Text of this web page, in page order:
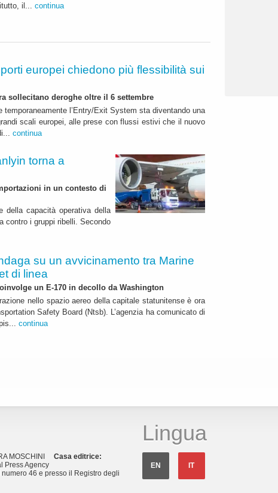
il... continua
europei chiedono più flessibilità sui
sollecitano deroghe oltre il 6 settembre
temporaneamente l’Entry/Exit System sta diventando una
scali europei, alle prese con flussi estivi che il nuovo
continua
torna a
in un contesto di
della capacità operativa della
contro i gruppi ribelli. Secondo
su un avvicinamento tra Marine
di linea
un E-170 in decollo da Washington
nello spazio aereo della capitale statunitense è ora
Safety Board (Ntsb). L’agenzia ha comunicato di
continua
MOSCHINI Casa editrice:
Press Agency
46 e presso il Registro degli
Lingua
EN IT